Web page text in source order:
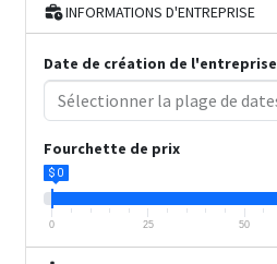
INFORMATIONS D'ENTREPRISE
Date de création de l'entreprise
Fourchette de prix
$ 0
0 25 50